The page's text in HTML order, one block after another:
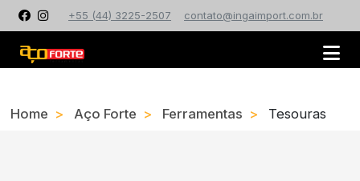
+55 (44) 3225-2507 contato@ingaimport.com.br
Home Aço Forte Ferramentas Tesouras